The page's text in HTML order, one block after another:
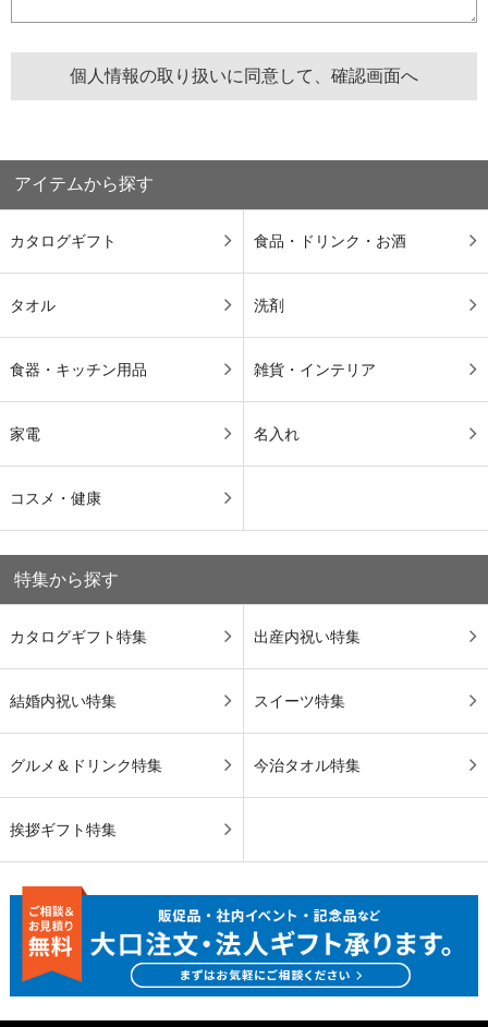
アイテムから探す
カタログギフト 食品・ドリンク・お酒
タオル 洗剤
食器・キッチン用品 雑貨・インテリア
家電 名入れ
コスメ・健康
特集から探す
カタログギフト特集 出産内祝い特集
結婚内祝い特集 スイーツ特集
グルメ＆ドリンク特集 今治タオル特集
挨拶ギフト特集